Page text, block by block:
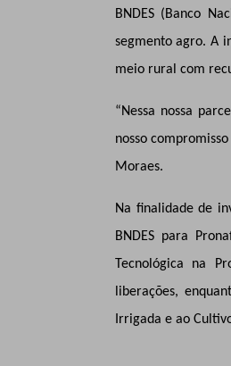
BNDES (Banco
segmento agro. A
meio rural com
“Nessa nossa
nosso
Moraes.
Na finalidade de
BNDES para
Tecnológica na
liberações,
Irrigada e ao